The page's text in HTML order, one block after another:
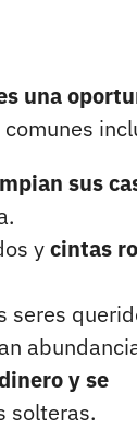
una
sus
ycintas
seres
y se
solteras.